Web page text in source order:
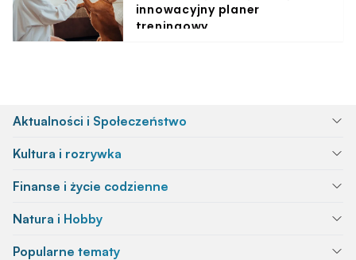
innowacyjny planer
treningowy
Aktualności i Społeczeństwo
Kultura i rozrywka
Finanse i życie codzienne
Natura i Hobby
Popularne tematy